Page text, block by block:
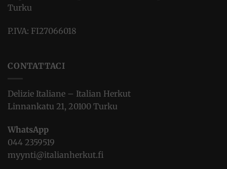
Turku
P.IVA: FI27066018
CONTATTACI
Delizie Italiane – Italian Herkut
Linnankatu 21, 20100 Turku
WhatsApp
044 2359519
myynti@italianherkut.fi